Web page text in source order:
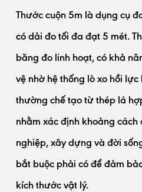
Thước cuộn 5m là dụng cụ
có dải đo tối đa đạt 5 mét.
băng đo linh hoạt, có khả
vệ nhờ hệ thống lò xo hồi
thường chế tạo từ thép lá
nhằm xác định khoảng cách
nghiệp, xây dựng và đời
bắt buộc phải có để đảm
kích thước vật lý.